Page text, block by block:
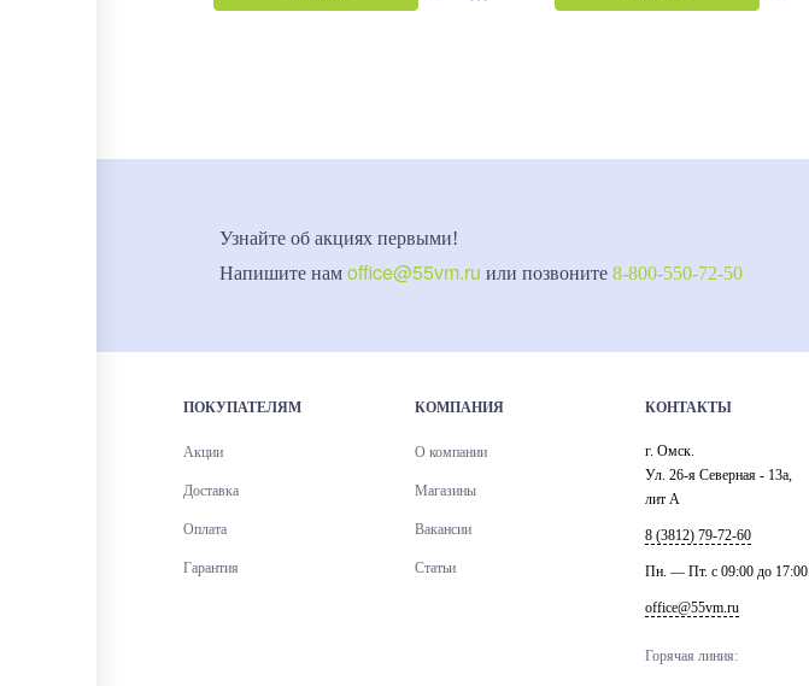
Узнайте об акциях первыми!
Напишите нам office@55vm.ru или позвоните 8-800-550-72-50
ПОКУПАТЕЛЯМ
Акции
Доставка
Оплата
Гарантия
КОМПАНИЯ
О компании
Магазины
Вакансии
Статьи
КОНТАКТЫ
г. Омск.
Ул. 26-я Северная - 13а,
лит А
8 (3812) 79-72-60
Пн. — Пт. c 09:00 до 17:00
office@55vm.ru
Горячая линия: